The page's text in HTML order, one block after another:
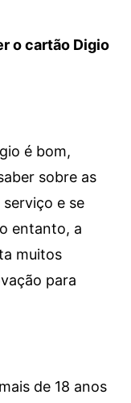
o cartão Digio
é bom,
sobre as
e se
entanto, a
muitos
para
de 18 anos